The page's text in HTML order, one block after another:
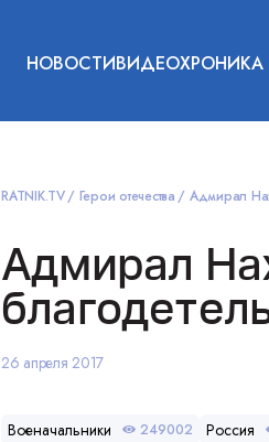
НОВОСТИВИДЕОХРОНИКА
RATNIK.TV Герои отечества Адмирал
Адмирал
26 апреля 2017
Военачальники 249002 Россия